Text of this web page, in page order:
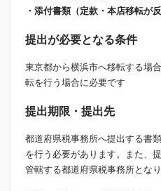
・添付書類（定款・本店移転が
提出が必要となる条件
東京都から横浜市へ移転する場
転を行う場合に必要です
提出期限・提出先
都道府県税事務所へ提出する書類
を行う必要があります。また、
管轄する都道府県税事務所となり